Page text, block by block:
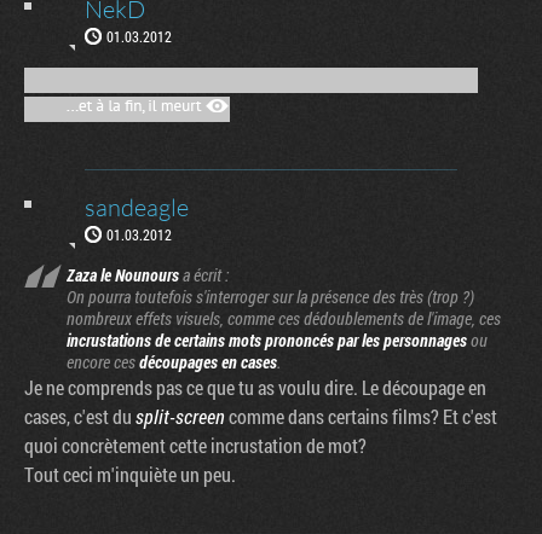
NekD
01.03.2012
sandeagle
01.03.2012
Zaza le Nounoursa écrit :
On pourra toutefois s'interroger sur la présence des très (trop ?)
nombreux effets visuels, comme ces dédoublements de l'image, ces
incrustations de certains mots prononcés par les personnagesou
encore cesdécoupages en cases.
Je ne comprends pas ce que tu as voulu dire. Le découpage en
cases, c'est dusplit-screencomme dans certains films? Et c'est
quoi concrètement cette incrustation de mot?
Tout ceci m'inquiète un peu.